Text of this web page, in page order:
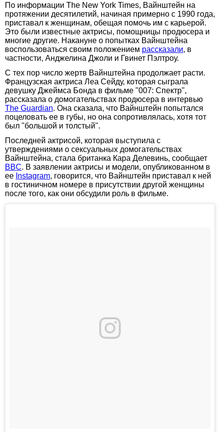
По информации The New York Times, Вайнштейн на
протяжении десятилетий, начиная примерно с 1990 года,
приставал к женщинам, обещая помочь им с карьерой.
Это были известные актрисы, помощницы продюсера и
многие другие. Накануне о попытках Вайнштейна
воспользоваться своим положением рассказали, в
частности, Анджелина Джоли и Гвинет Пэлтроу.
С тех пор число жертв Вайнштейна продолжает расти.
Французская актриса Леа Сейду, которая сыграла
девушку Джеймса Бонда в фильме "007: Спектр",
рассказала о домогательствах продюсера в интервью
The Guardian. Она сказала, что Вайнштейн попытался
поцеловать ее в губы, но она сопротивлялась, хотя тот
был "большой и толстый".
Последней актрисой, которая выступила с
утверждениями о сексуальных домогательствах
Вайнштейна, стала британка Кара Делевинь, сообщает
BBC. В заявлении актрисы и модели, опубликованном в
ее Instagram, говорится, что Вайнштейн приставал к ней
в гостиничном номере в присутствии другой женщины
после того, как они обсудили роль в фильме.